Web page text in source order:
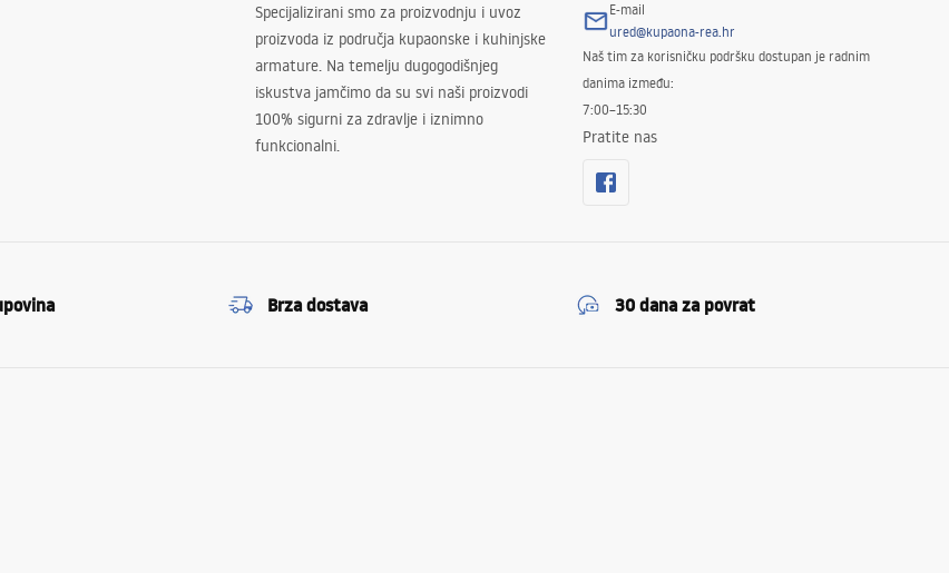
Specijalizirani smo za proizvodnju i uvoz
proizvoda iz područja kupaonske i kuhinjske
armature. Na temelju dugogodišnjeg
iskustva jamčimo da su svi naši proizvodi
100% sigurni za zdravlje i iznimno
funkcionalni.
E-mail
ured@kupaona-rea.hr
Naš tim za korisničku podršku dostupan je radnim
danima između:
7:00–15:30
Pratite nas
Brza dostava 30 dana za povrat